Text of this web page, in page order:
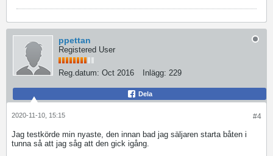
ppettan
Registered User
Reg.datum: Oct 2016 Inlägg: 229
Dela
#4
2020-11-10, 15:15
Jag testkörde min nyaste, den innan bad jag säljaren starta båten i
tunna så att jag såg att den gick igång.